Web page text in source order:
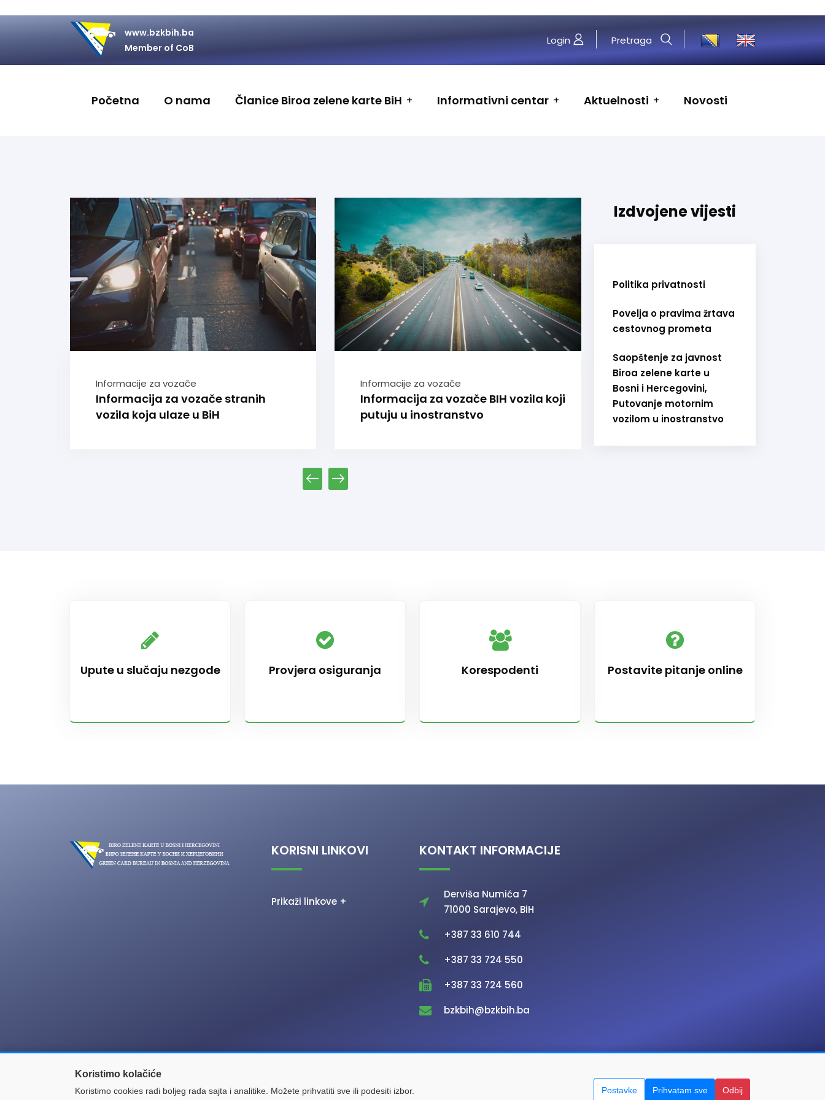
www.bzkbih.ba
Member of CoB
Login Pretraga
Početna O nama Članice Biroa zelene karte BiH Informativni centar Aktuelnosti Novosti
Informacije za vozače
Informacija za vozače stranih
vozila koja ulaze u BiH
Informacije za vozače
Informacija za vozače BIH vozila koji
putuju u inostranstvo
Informacije za vozače
Ostvarivanje prava na naknadu
štete iz saobraćajnih nezgoda
Izdvojene vijesti
Politika privatnosti
Povelja o pravima žrtava
cestovnog prometa
Saopštenje za javnost
Biroa zelene karte u
Bosni i Hercegovini,
Putovanje motornim
vozilom u inostranstvo
Upute u slučaju nezgode Provjera osiguranja Korespodenti Postavite pitanje online
KORISNI LINKOVI
Prikaži linkove +
KONTAKT INFORMACIJE
Derviša Numića 7
71000 Sarajevo, BiH
+387 33 610 744
+387 33 724 550
+387 33 724 560
bzkbih@bzkbih.ba
© 2021 Biro zelene karte u Bosni i Hercegovini. Sva prava zadržana.
Koristimo kolačiće
Koristimo cookies radi boljeg rada sajta i analitike. Možete prihvatiti sve ili podesiti izbor. Postavke Prihvatam sve Odbij